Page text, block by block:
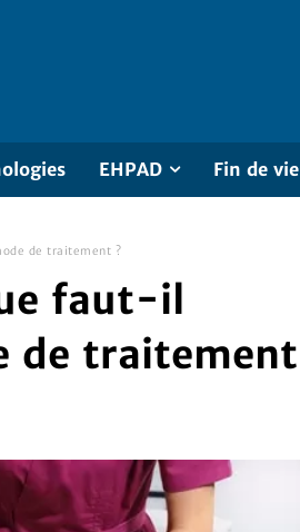
EHPAD Fin de vie
de traitement ?
faut-il
de traitement